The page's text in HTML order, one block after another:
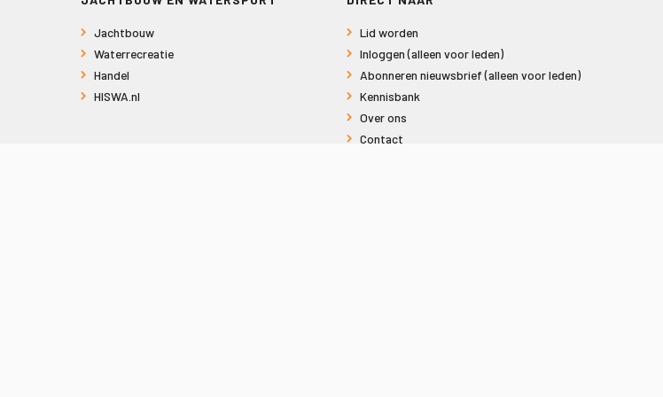
Jachtbouw
Waterrecreatie
Handel
HISWA.nl
Lid worden
Inloggen (alleen voor leden)
Abonneren nieuwsbrief (alleen voor leden)
Kennisbank
Over ons
Contact